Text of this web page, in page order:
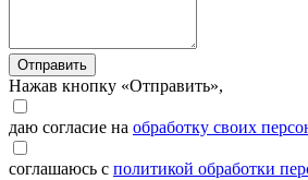
Отправить
Нажав кнопку «Отправить»,
даю согласие на обработку своих
соглашаюсь с политикой обработки